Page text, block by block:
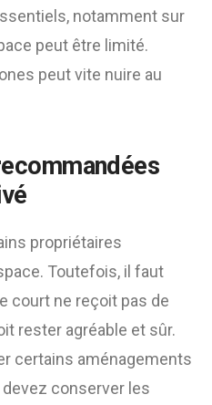
notamment sur
peut être limité.
peut vite nuire au
propriétaires
Toutefois, il faut
court ne reçoit pas de
rester agréable et sûr.
certains aménagements
conserver les